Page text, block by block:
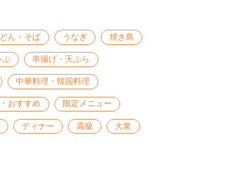
ん・そば うなぎ 焼き鳥
ぶ 串揚げ・天ぷら
中華料理・韓国料理
おすすめ 限定メニュー
ディナー 高級 大衆